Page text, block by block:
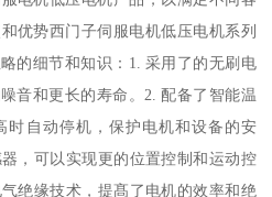
优势西门子伺服电机低压电机系列
的细节和知识：1. 采用了的无刷电
音和更长的寿命。2. 配备了智能温
时自动停机，保护电机和设备的安
，可以实现更的位置控制和运动控
绝缘技术，提髙了电机的效率和绝